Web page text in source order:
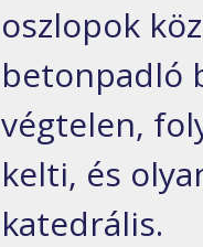
oszlopok
betonpadló
végtelen,
kelti, és
katedrális.